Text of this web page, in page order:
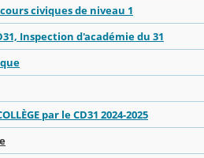
civiques de niveau 1
Inspection d'académie du 31
par le CD31 2024-2025